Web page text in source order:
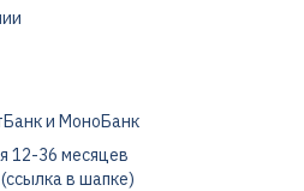
и МоноБанк
12-36 месяцев
в шапке)